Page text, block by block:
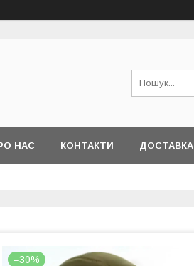
НАС КОНТАКТИ
–30%